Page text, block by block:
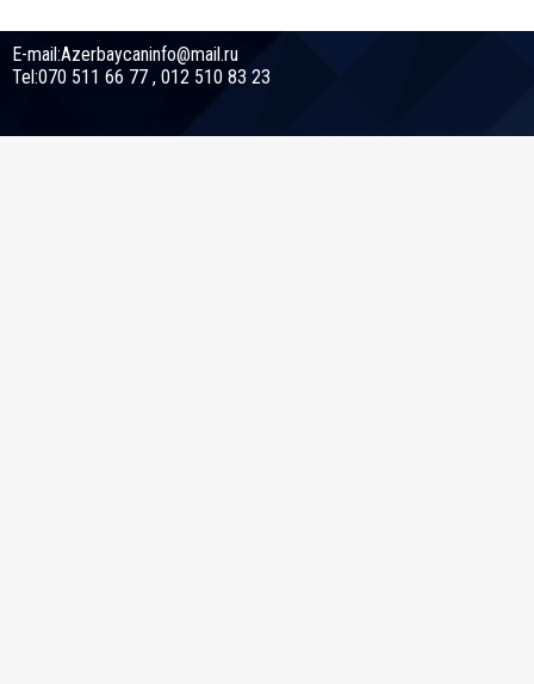
E-mail:Azerbaycaninfo@mail.ru
Tel:070 511 66 77 , 012 510 83 23